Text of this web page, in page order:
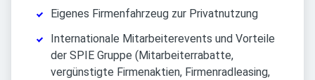
Eigenes Firmenfahrzeug zur Privatnutzung
Internationale Mitarbeiterevents und Vorteile
der SPIE Gruppe (Mitarbeiterrabatte,
vergünstigte Firmenaktien, Firmenradleasing,